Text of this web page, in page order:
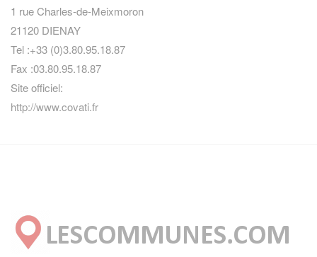
1 rue Charles-de-Meixmoron
21120 DIENAY
Tel :+33 (0)3.80.95.18.87
Fax :03.80.95.18.87
Site officiel:
http://www.covati.fr